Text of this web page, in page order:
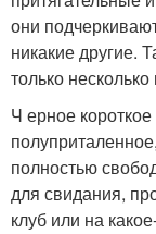
они
никакие другие.
только
Ч ерное
полностью
для свидания,
клуб или на